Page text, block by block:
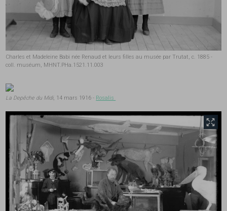
Charles et Madeleine Babi née Renaud et leurs filles au musée par Trutat, c. 1885 -
coll. muséum, MHNT.PHa.1521.11.003
La Depêche du Midi, 14 mars 1916 - Rosalis
front.tobii.full_size